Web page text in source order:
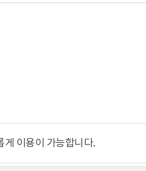
게 이용이 가능합니다.